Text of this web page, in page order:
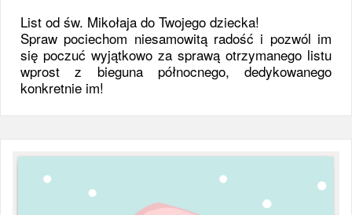
List od św. Mikołaja do Twojego dziecka!
Spraw pociechom niesamowitą radość i pozwól im
się poczuć wyjątkowo za sprawą otrzymanego listu
wprost z bieguna północnego, dedykowanego
konkretnie im!